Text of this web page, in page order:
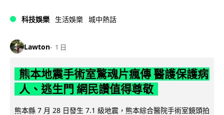
科技娛樂 生活娛樂 城中熱話
Lawton 1 日
熊本地震手術室驚魂片瘋傳 醫護保護病
人、逃生門 網民讚值得尊敬
熊本縣 7 月 28 日發生 7.1 級地震，熊本綜合醫院手術室鏡頭拍